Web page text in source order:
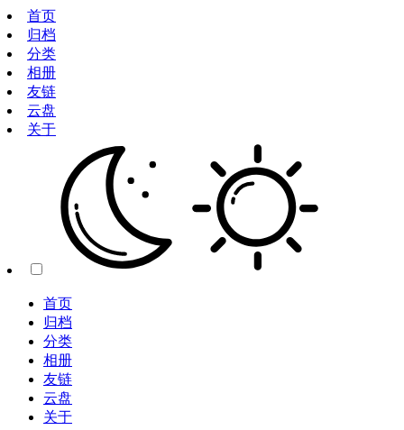
首页
归档
分类
相册
友链
云盘
关于
首页
归档
分类
相册
友链
云盘
关于